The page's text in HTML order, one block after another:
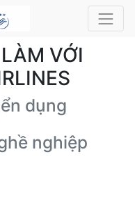
VỚI
dụng
nghiệp